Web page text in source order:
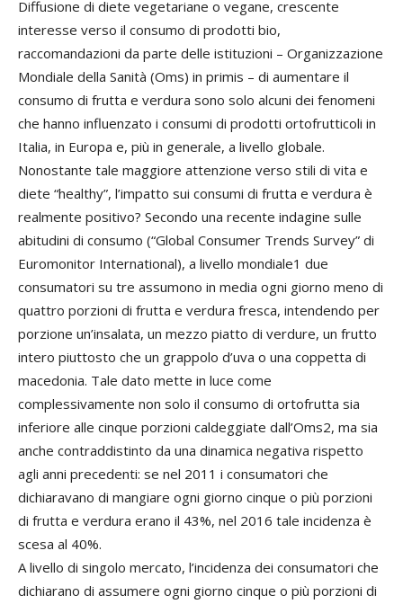
Diffusione di diete vegetariane o vegane, crescente
interesse verso il consumo di prodotti bio,
raccomandazioni da parte delle istituzioni – Organizzazione
Mondiale della Sanità (Oms) in primis – di aumentare il
consumo di frutta e verdura sono solo alcuni dei fenomeni
che hanno influenzato i consumi di prodotti ortofrutticoli in
Italia, in Europa e, più in generale, a livello globale.
Nonostante tale maggiore attenzione verso stili di vita e
diete “healthy”, l’impatto sui consumi di frutta e verdura è
realmente positivo? Secondo una recente indagine sulle
abitudini di consumo (“Global Consumer Trends Survey” di
Euromonitor International), a livello mondiale1 due
consumatori su tre assumono in media ogni giorno meno di
quattro porzioni di frutta e verdura fresca, intendendo per
porzione un’insalata, un mezzo piatto di verdure, un frutto
intero piuttosto che un grappolo d’uva o una coppetta di
macedonia. Tale dato mette in luce come
complessivamente non solo il consumo di ortofrutta sia
inferiore alle cinque porzioni caldeggiate dall’Oms2, ma sia
anche contraddistinto da una dinamica negativa rispetto
agli anni precedenti: se nel 2011 i consumatori che
dichiaravano di mangiare ogni giorno cinque o più porzioni
di frutta e verdura erano il 43%, nel 2016 tale incidenza è
scesa al 40%.
A livello di singolo mercato, l’incidenza dei consumatori che
dichiarano di assumere ogni giorno cinque o più porzioni di